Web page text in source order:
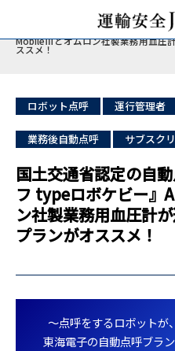
日本の運輸
国土交通省認定の自動点呼機器『e
MobileⅢとオムロン社製業務用血圧
ススメ！
ロボット点呼 運行管理者
業務後自動点呼 サブスク
国土交通省認定の自
フ typeロボケビー』
ン社製業務用血圧計
プランがオススメ！
～点呼をするロボットが
東海電子の自動点呼ブラ